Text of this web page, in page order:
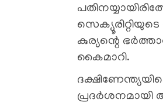
കുര്യന്റെ
കൈമാറി.